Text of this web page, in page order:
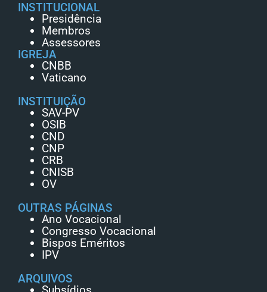
INSTITUCIONAL
Presidência
Membros
Assessores
IGREJA
CNBB
Vaticano
INSTITUIÇÃO
SAV-PV
OSIB
CND
CNP
CRB
CNISB
OV
OUTRAS PÁGINAS
Ano Vocacional
Congresso Vocacional
Bispos Eméritos
IPV
ARQUIVOS